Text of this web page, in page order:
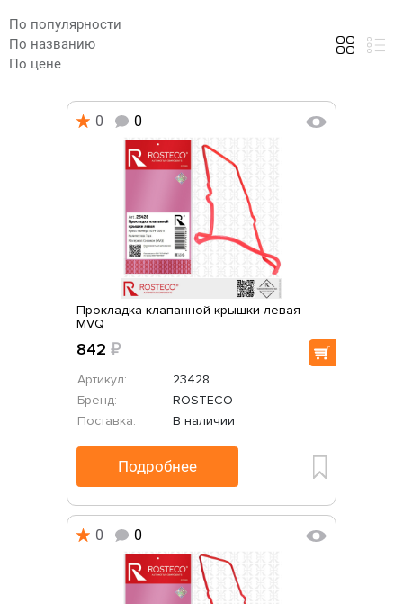
По популярности
По названию
По цене
0 0
Прокладка клапанной крышки левая
MVQ
842 ₽
Артикул:
23428
Бренд:
ROSTECO
Поставка:
В наличии
Подробнее
0 0